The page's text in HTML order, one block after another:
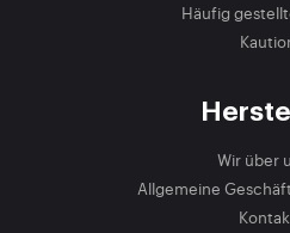
Häufig
Wir über
Allgemeine